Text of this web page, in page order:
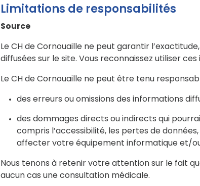
Limitations de responsabilités
Source
Le CH de Cornouaille ne peut garantir
diffusées sur le site. Vous reconnaissez utiliser
Le CH de Cornouaille ne peut être tenu
des erreurs ou omissions des informations
des dommages directs ou indirects qui
compris l’accessibilité, les pertes de
affecter votre équipement informatique et/
Nous tenons à retenir votre attention sur le fait
aucun cas une consultation médicale.